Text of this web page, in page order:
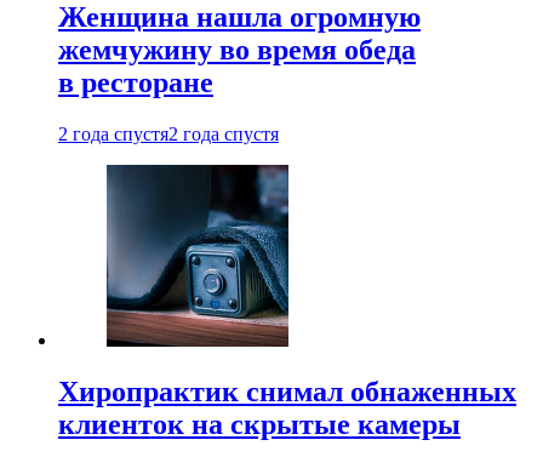
Женщина нашла огромную
жемчужину во время обеда
в ресторане
2 года спустя2 года спустя
Хиропрактик снимал обнаженных
клиенток на скрытые камеры